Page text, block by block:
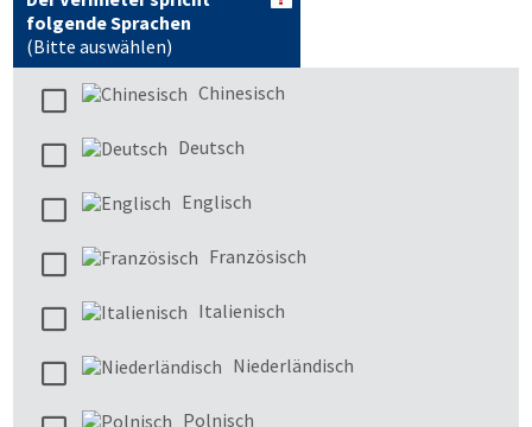
folgende Sprachen
(Bitte auswählen)
Chinesisch
Deutsch
Englisch
Französisch
Italienisch
Niederländisch
Polnisch